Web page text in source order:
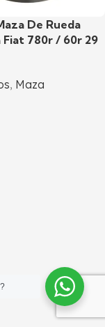
De Rueda
Fiat 780r / 60r 29
, Maza